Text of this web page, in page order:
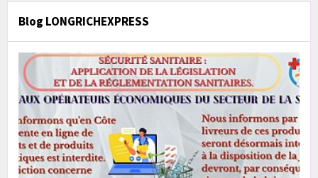
Blog LONGRICHEXPRESS